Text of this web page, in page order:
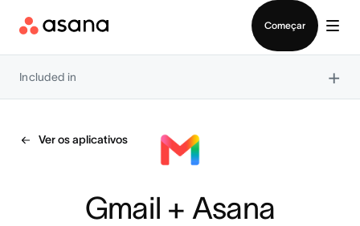
Começar
Included in ×
Ver os aplicativos
Gmail + Asana